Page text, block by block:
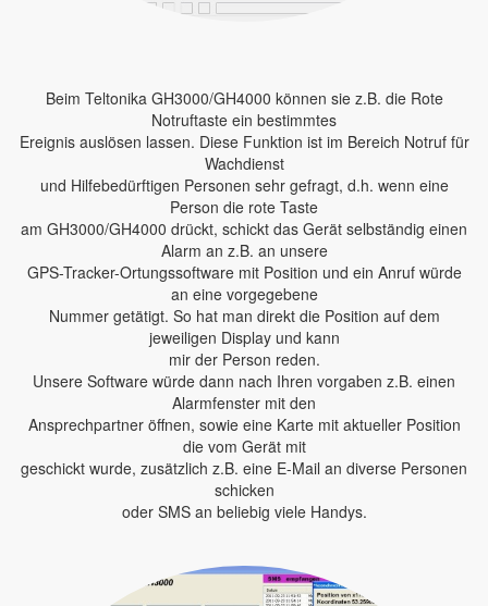
Beim Teltonika GH3000/GH4000 können sie z.B. die Rote
Notruftaste ein bestimmtes
Ereignis auslösen lassen. Diese Funktion ist im Bereich Notruf für
Wachdienst
und Hilfebedürftigen Personen sehr gefragt, d.h. wenn eine
Person die rote Taste
am GH3000/GH4000 drückt, schickt das Gerät selbständig einen
Alarm an z.B. an unsere
GPS-Tracker-Ortungssoftware mit Position und ein Anruf würde
an eine vorgegebene
Nummer getätigt. So hat man direkt die Position auf dem
jeweiligen Display und kann
mir der Person reden.
Unsere Software würde dann nach Ihren vorgaben z.B. einen
Alarmfenster mit den
Ansprechpartner öffnen, sowie eine Karte mit aktueller Position
die vom Gerät mit
geschickt wurde, zusätzlich z.B. eine E-Mail an diverse Personen
schicken
oder SMS an beliebig viele Handys.